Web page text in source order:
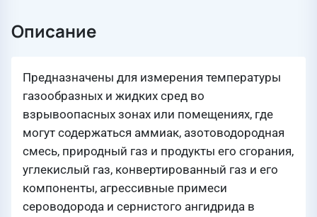
Описание
Предназначены для измерения температуры
газообразных и жидких сред во
взрывоопасных зонах или помещениях, где
могут содержаться аммиак, азотоводородная
смесь, природный газ и продукты его сгорания,
углекислый газ, конвертированный газ и его
компоненты, агрессивные примеси
сероводорода и сернистого ангидрида в